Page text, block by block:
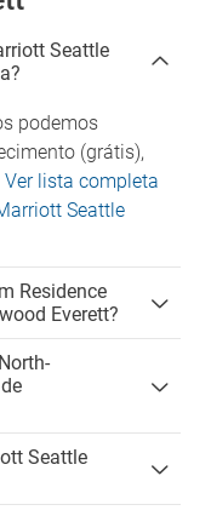
Seattle
podemos
(grátis),
Ver lista completa
Seattle
Residence
Everett?
Seattle